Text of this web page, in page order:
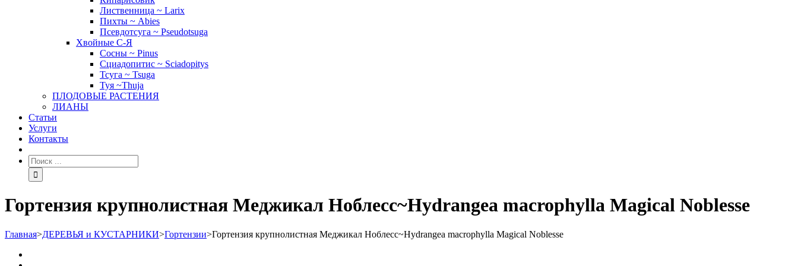
Лиственница ~ Larix
Пихты ~ Abies
Псевдотсуга ~ Pseudotsuga
Хвойные С-Я
Сосны ~ Pinus
Сциадопитис ~ Sciadopitys
Тсуга ~ Tsuga
Туя ~Thuja
ПЛОДОВЫЕ РАСТЕНИЯ
ЛИАНЫ
Статьи
Услуги
Контакты
Гортензия крупнолистная Меджикал Ноблесс~Hydrangea macrophylla Magical Noblesse
Главная>ДЕРЕВЬЯ и КУСТАРНИКИ>Гортензии>Гортензия крупнолистная Меджикал Ноблесс~Hydrangea macrophylla Magical Noblesse